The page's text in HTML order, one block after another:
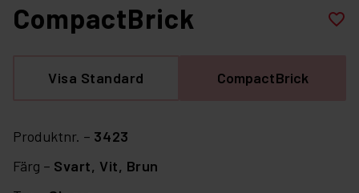
CompactBrick
favorite_border
Visa Standard CompactBrick
Produktnr. – 3423
Färg – Svart, Vit, Brun